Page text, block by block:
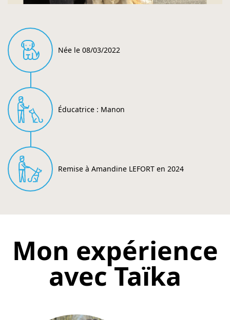
Née le 08/03/2022
Éducatrice : Manon
Remise à Amandine LEFORT en 2024
Mon expérience
avec Taïka